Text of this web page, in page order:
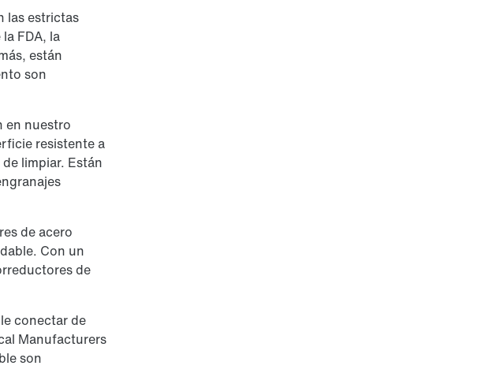
las estrictas
FDA, la
están
son
en nuestro
resistente a
limpiar. Están
de acero
Con un
de
conectar de
Manufacturers
son